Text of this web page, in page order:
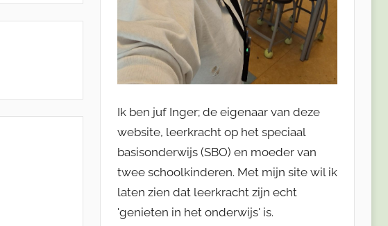
Ik ben juf Inger; de eigenaar van deze
website, leerkracht op het speciaal
basisonderwijs (SBO) en moeder van
twee schoolkinderen. Met mijn site wil ik
laten zien dat leerkracht zijn echt
'genieten in het onderwijs' is.